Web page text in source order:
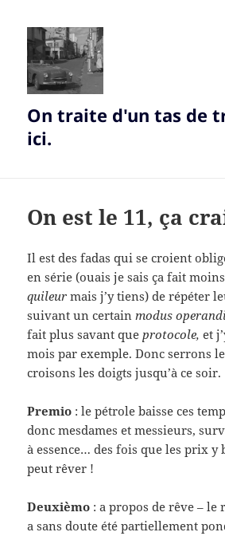
On traite d'un tas de
ici.
On est le 11, ça
Il est des fadas qui se croient
en série (ouais je sais ça fait
quileur mais j’y tiens) de répéter
suivant un certainmodus
fait plus savant queprotocole,et
mois par exemple. Donc serrons
croisons les doigts jusqu’à ce soir.
Premio : le pétrole baisse ces
donc mesdames et messieurs,
à essence… des fois que les prix y
peut rêver !
Deuxièmo : a propos de rêve –
a sans doute été partiellement